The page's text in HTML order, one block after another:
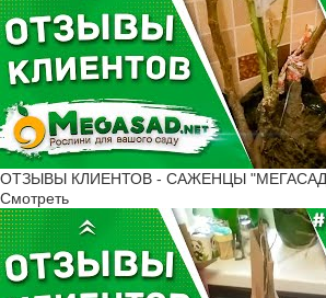
ОТЗЫВЫ КЛИЕНТОВ - САЖЕНЦЫ "МЕГАСАД" |
Смотреть